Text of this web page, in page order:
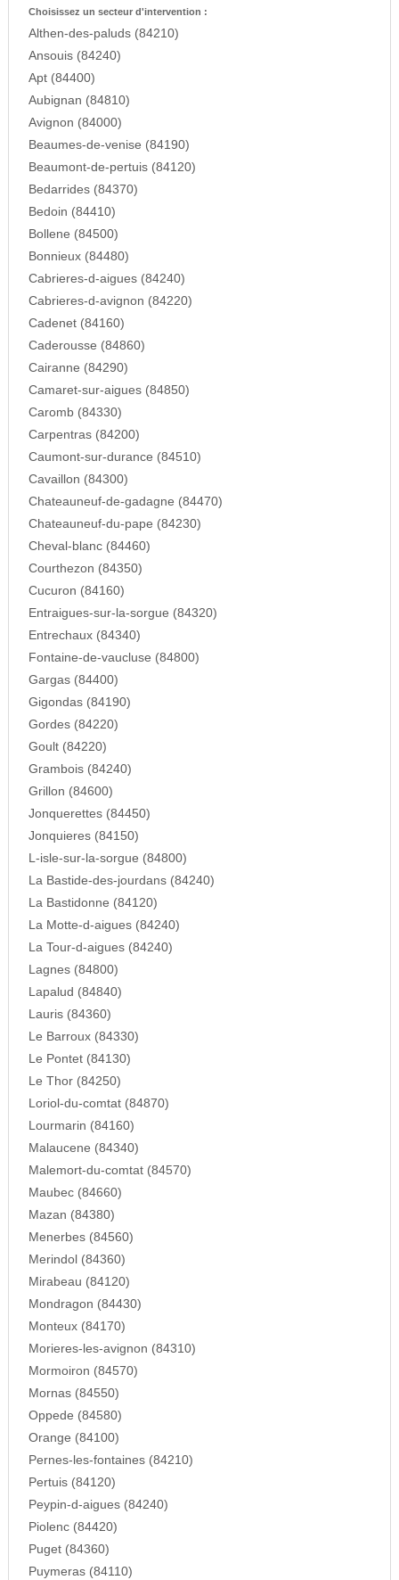
Choisissez un secteur d'intervention :
Althen-des-paluds (84210)
Ansouis (84240)
Apt (84400)
Aubignan (84810)
Avignon (84000)
Beaumes-de-venise (84190)
Beaumont-de-pertuis (84120)
Bedarrides (84370)
Bedoin (84410)
Bollene (84500)
Bonnieux (84480)
Cabrieres-d-aigues (84240)
Cabrieres-d-avignon (84220)
Cadenet (84160)
Caderousse (84860)
Cairanne (84290)
Camaret-sur-aigues (84850)
Caromb (84330)
Carpentras (84200)
Caumont-sur-durance (84510)
Cavaillon (84300)
Chateauneuf-de-gadagne (84470)
Chateauneuf-du-pape (84230)
Cheval-blanc (84460)
Courthezon (84350)
Cucuron (84160)
Entraigues-sur-la-sorgue (84320)
Entrechaux (84340)
Fontaine-de-vaucluse (84800)
Gargas (84400)
Gigondas (84190)
Gordes (84220)
Goult (84220)
Grambois (84240)
Grillon (84600)
Jonquerettes (84450)
Jonquieres (84150)
L-isle-sur-la-sorgue (84800)
La Bastide-des-jourdans (84240)
La Bastidonne (84120)
La Motte-d-aigues (84240)
La Tour-d-aigues (84240)
Lagnes (84800)
Lapalud (84840)
Lauris (84360)
Le Barroux (84330)
Le Pontet (84130)
Le Thor (84250)
Loriol-du-comtat (84870)
Lourmarin (84160)
Malaucene (84340)
Malemort-du-comtat (84570)
Maubec (84660)
Mazan (84380)
Menerbes (84560)
Merindol (84360)
Mirabeau (84120)
Mondragon (84430)
Monteux (84170)
Morieres-les-avignon (84310)
Mormoiron (84570)
Mornas (84550)
Oppede (84580)
Orange (84100)
Pernes-les-fontaines (84210)
Pertuis (84120)
Peypin-d-aigues (84240)
Piolenc (84420)
Puget (84360)
Puymeras (84110)